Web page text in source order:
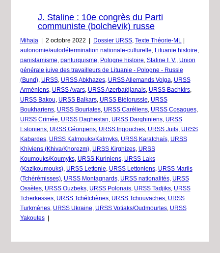
J. Staline : 10e congrès du Parti
communiste (bolchevik) russe
Mihaja 2 octobre 2022 Dossier URSS, Texte Théorie-ML
autonomie/autodétermination nationale-culturelle
Lituanie histoire
panislamisme panturquisme Pologne histoire Staline I. V.
Union
générale juive des travailleurs de Lituanie - Pologne - Russie
(Bund), URSS, URSS Abkhazes, URSS Allemands Volga
URSS
Arméniens, URSS Avars, URSS Azerbaïdjanais, URSS Bachkirs,
URSS Bakou
URSS Balkars, URSS Biélorussie
URSS
Boukhariens, URSS Bouriates, URSS Caréliens, URSS Cosaques,
URSS Crimée
URSS Daghestan URSS Darghiniens, URSS
Estoniens, URSS Géorgiens, URSS Ingouches, URSS Juifs, URSS
Kabardes, URSS Kalmouks/Kalmyks, URSS Karatchaïs, URSS
Khiviens (Khiva/Khorezm), URSS Kirghizes, URSS
Koumouks/Koumyks, URSS Kuriniens, URSS Laks
(Kazikoumouks), URSS Lettonie URSS Lettoniens, URSS Mariis
(Tchérémisses), URSS Montagnards, URSS nationalités, URSS
Ossètes, URSS Ouzbeks, URSS Polonais, URSS Tadjiks, URSS
Tcherkesses, URSS Tchétchènes, URSS Tchouvaches, URSS
Turkmènes, URSS Ukraine URSS Votiaks/Oudmourtes, URSS
Yakoutes